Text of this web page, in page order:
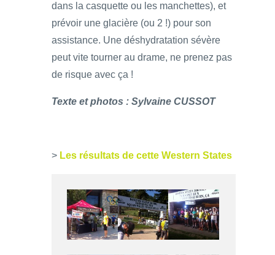
dans la casquette ou les manchettes), et
prévoir une glacière (ou 2 !) pour son
assistance. Une déshydratation sévère
peut vite tourner au drame, ne prenez pas
de risque avec ça !
Texte et photos : Sylvaine CUSSOT
> Les résultats de cette Western States